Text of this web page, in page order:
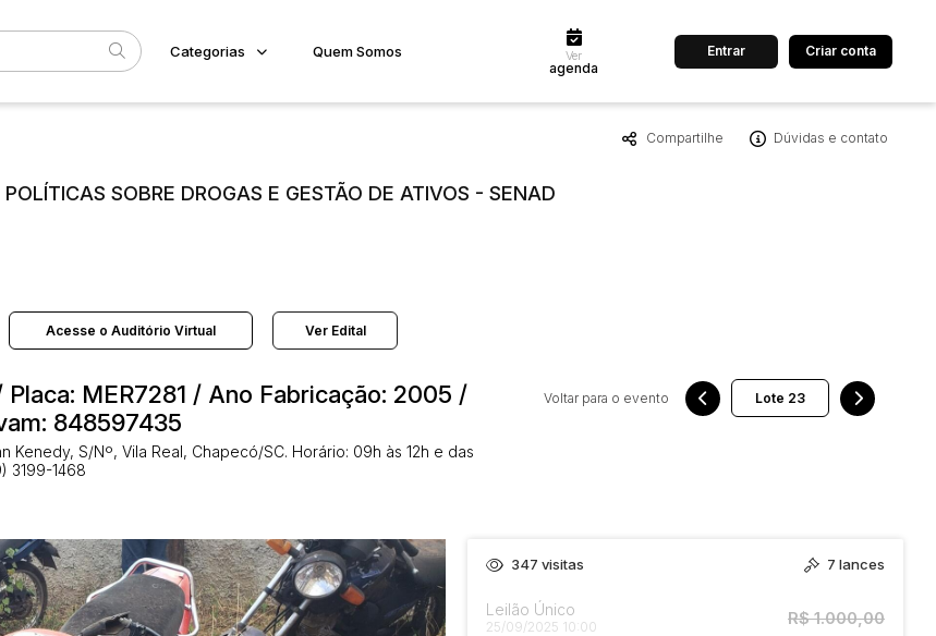
Cidade
Categorias
Imóveis
Carro
Quem Somos
Fale Conosco
Ver
agenda
Entrar Criar conta
Compartilhe Dúvidas e contato
SOBRE DROGAS E GESTÃO DE ATIVOS - SENAD
Acesse o Auditório Virtual Ver Edital
MER7281 / Ano Fabricação: 2005 /
848597435
S/Nº, Vila Real, Chapecó/SC. Horário: 09h às 12h e das
3199-1468
Voltar para o evento
347 visitas 7 lances
Leilão Único
25/09/2025 10:00 R$ 1.000,00